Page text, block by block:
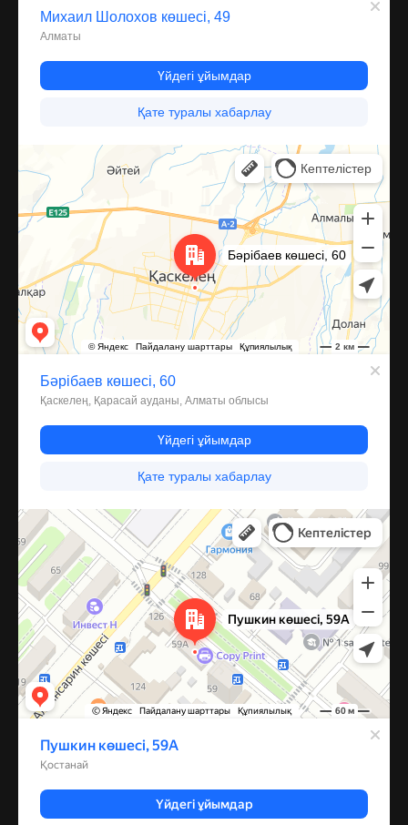
Улица Барибаева, 60 — Яндекс Карты
Костанай
Улица Пушкина, 59А — Яндекс Карты